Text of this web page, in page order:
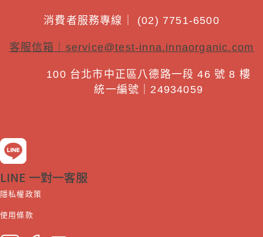
消費者服務專線｜ (02) 7751-6500
客服信箱｜ service@test-inna.innaorganic.com
100 台北市中正區八德路一段 46 號 8 樓
統一編號｜24934059
LINE 一對一客服
隱私權政策
使用條款